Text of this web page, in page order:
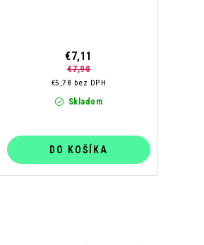
Skladom
€5,78 bez DPH
€7,11
€7,90
DO KOŠÍKA